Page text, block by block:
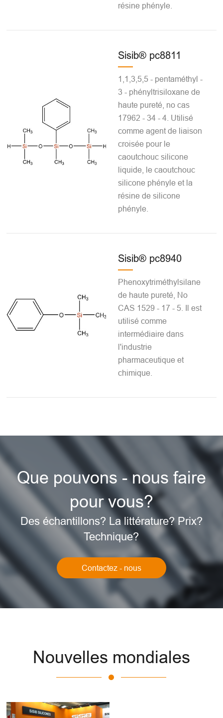
résine phényle.
Sisib® pc8811
1,1,3,5,5 - pentaméthyl -
3 - phényltrisiloxane de
haute pureté, no cas
17962 - 34 - 4. Utilisé
comme agent de liaison
croisée pour le
caoutchouc silicone
liquide, le caoutchouc
silicone phényle et la
résine de silicone
phényle.
Sisib® pc8940
Phenoxytriméthylsilane
de haute pureté, No
CAS 1529 - 17 - 5. Il est
utilisé comme
intermédiaire dans
l'industrie
pharmaceutique et
chimique.
Que pouvons - nous faire
pour vous?
Des échantillons? La littérature? Prix?
Technique?
Contactez - nous
Nouvelles mondiales